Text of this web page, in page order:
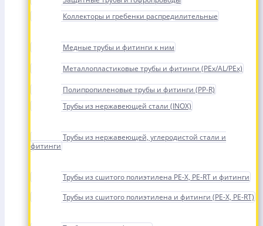
Коллекторы и гребенки распредилительные
Медные трубы и фитинги к ним
Металлопластиковые трубы и фитинги (PEx/AL/PEx)
Полипропиленовые трубы и фитинги (PP-R)
Трубы из нержавеющей стали (INOX)
Трубы из нержавеющей, углеродистой стали и
фитинги
Трубы из сшитого полиэтилена PE-X, PE-RT и фитинги
Трубы из сшитого полиэтилена и фитинги (PE-X, PE-RT)